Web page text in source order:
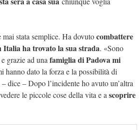
stata semplice. Ha dovutocombattere
ha trovato la sua strada. «Sono
grazie ad una famiglia di Padova mi
hanno dato la forza e la possibilità di
– dice –Dopo l’incidente ho avuto un’altra
le piccole cose della vita e a scoprire